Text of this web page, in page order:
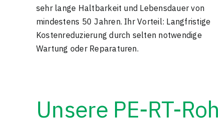
sehr lange Haltbarkeit und Lebensdauer von
mindestens 50 Jahren. Ihr Vorteil: Langfristige
Kostenreduzierung durch selten notwendige
Wartung oder Reparaturen.
Unsere PE-RT-